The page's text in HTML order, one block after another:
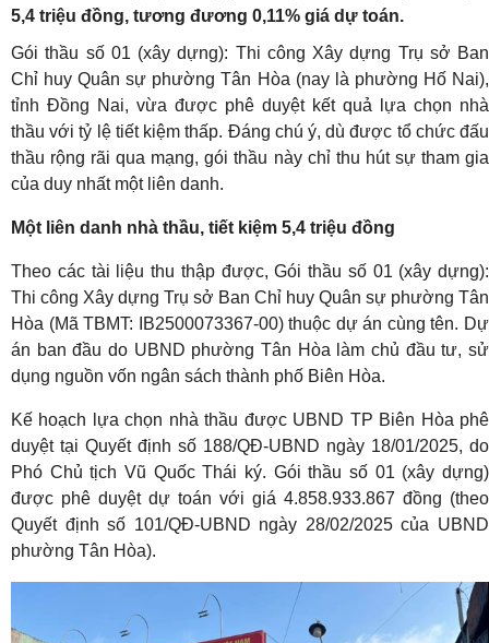
5,4 triệu đồng, tương đương 0,11% giá dự toán.
Gói thầu số 01 (xây dựng): Thi công Xây dựng Trụ sở Ban
Chỉ huy Quân sự phường Tân Hòa (nay là phường Hố Nai),
tỉnh Đồng Nai, vừa được phê duyệt kết quả lựa chọn nhà
thầu với tỷ lệ tiết kiệm thấp. Đáng chú ý, dù được tổ chức đấu
thầu rộng rãi qua mạng, gói thầu này chỉ thu hút sự tham gia
của duy nhất một liên danh.
Một liên danh nhà thầu, tiết kiệm 5,4 triệu đồng
Theo các tài liệu thu thập được, Gói thầu số 01 (xây dựng):
Thi công Xây dựng Trụ sở Ban Chỉ huy Quân sự phường Tân
Hòa (Mã TBMT: IB2500073367-00) thuộc dự án cùng tên. Dự
án ban đầu do UBND phường Tân Hòa làm chủ đầu tư, sử
dụng nguồn vốn ngân sách thành phố Biên Hòa.
Kế hoạch lựa chọn nhà thầu được UBND TP Biên Hòa phê
duyệt tại Quyết định số 188/QĐ-UBND ngày 18/01/2025, do
Phó Chủ tịch Vũ Quốc Thái ký. Gói thầu số 01 (xây dựng)
được phê duyệt dự toán với giá 4.858.933.867 đồng (theo
Quyết định số 101/QĐ-UBND ngày 28/02/2025 của UBND
phường Tân Hòa).